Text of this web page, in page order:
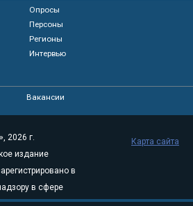
Опросы
Персоны
Регионы
Интервью
Вакансии
2026 г.
издание
в
в сфере
Карта сайта